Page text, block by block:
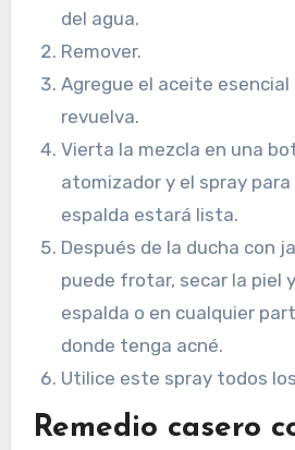
del agua.
Remover.
Agregue el aceite
revuelva.
Vierta la mezcla en una
atomizador y el spray para
espalda estará lista.
Después de la ducha con
puede frotar, secar la piel
espalda o en cualquier
donde tenga acné.
Utilice este spray todos
Remedio casero